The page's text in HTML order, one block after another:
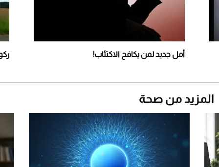
أغلى 10 عطور في العالم للرجال تمنحك فخامة
أمل جديد لمن يكافح الاكتئاب!
المزيد من صحة